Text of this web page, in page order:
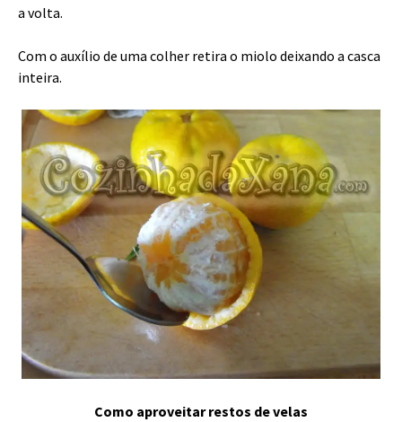
a volta.
Com o auxílio de uma colher retira o miolo deixando a casca
inteira.
Como aproveitar restos de velas